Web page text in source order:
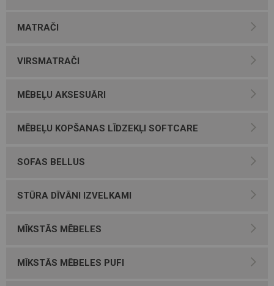
MATRAČI
VIRSMATRAČI
MĒBEĻU AKSESUĀRI
MĒBEĻU KOPŠANAS LĪDZEKĻI SOFTCARE
SOFAS BELLUS
STŪRA DĪVĀNI IZVELKAMI
MĪKSTĀS MĒBELES
MĪKSTĀS MĒBELES PUFI